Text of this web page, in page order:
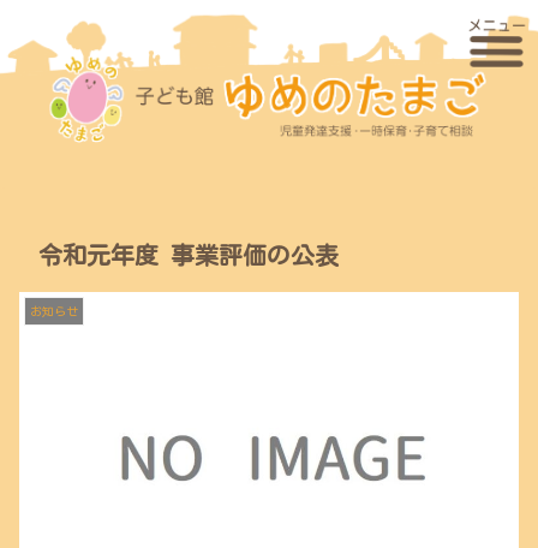
令和元年度 事業評価の公表
お知らせ